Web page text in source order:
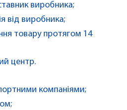
виробника;
від виробника;
товару протягом 14
центр.
компаніями;